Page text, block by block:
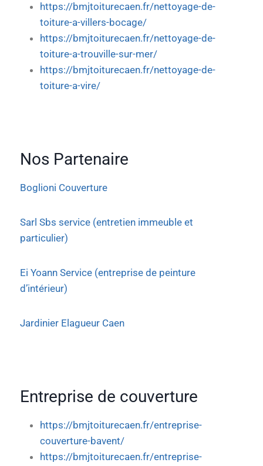
https://bmjtoiturecaen.fr/nettoyage-de-
toiture-a-villers-bocage/
https://bmjtoiturecaen.fr/nettoyage-de-
toiture-a-trouville-sur-mer/
https://bmjtoiturecaen.fr/nettoyage-de-
toiture-a-vire/
Nos Partenaire
Boglioni Couverture
Sarl Sbs service (entretien immeuble et
particulier)
Ei Yoann Service (entreprise de peinture
d’intérieur)
Jardinier Elagueur Caen
Entreprise de couverture
https://bmjtoiturecaen.fr/entreprise-
couverture-bavent/
https://bmjtoiturecaen.fr/entreprise-